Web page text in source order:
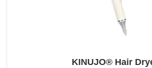
KINUJO® Hair